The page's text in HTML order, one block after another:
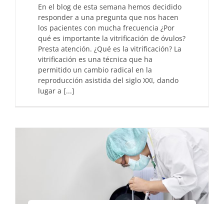
En el blog de esta semana hemos decidido
responder a una pregunta que nos hacen
los pacientes con mucha frecuencia ¿Por
qué es importante la vitrificación de óvulos?
Presta atención. ¿Qué es la vitrificación? La
vitrificación es una técnica que ha
permitido un cambio radical en la
reproducción asistida del siglo XXI, dando
lugar a [...]